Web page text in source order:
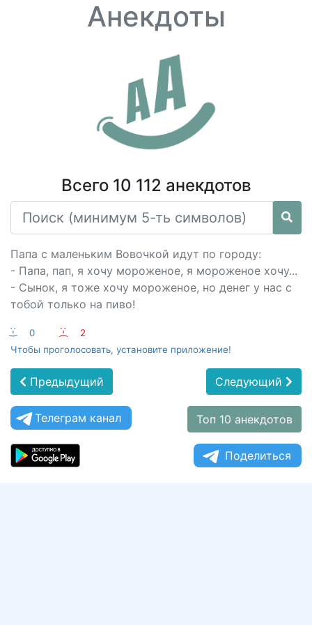
Анекдоты
Всего 10 112 анекдотов
Папа с маленьким Вовочкой идут по городу:
- Папа, пап, я хочу мороженое, я мороженое хочу...
- Сынок, я тоже хочу мороженое, но денег у нас с
тобой только на пиво!
:-) 0 :-(
2
Чтобы проголосовать, установите приложение!
Предыдущий Следующий
Телеграм канал Топ 10 анекдотов
Поделиться